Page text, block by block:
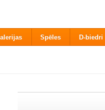
Spēles D-biedri